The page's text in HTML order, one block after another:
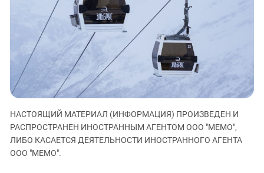
ЗАСТАВЛЯЕТ
КАВКАЗ ЗА ПАЛЕСТИНУ
ИНАКОМЫСЛИЕ В ЧЕЧНЕ
ПРЕСЛЕДОВАНИЕ АКТИВИСТОВ
МОБИЛИЗАЦИЯ И ПРОТЕСТЫ
Ингушетия
Кабардино-Балкария
Калмыкия
Карачаево-Черкесия
Краснодарский край
Нагорный Карабах
Российская Федерация
Ростовская область
НАСТОЯЩИЙ МАТЕРИАЛ (ИНФОРМАЦИЯ) ПРОИЗВЕДЕН И
РАСПРОСТРАНЕН ИНОСТРАННЫМ АГЕНТОМ ООО "МЕМО",
ЛИБО КАСАЕТСЯ ДЕЯТЕЛЬНОСТИ ИНОСТРАННОГО АГЕНТА
ООО "МЕМО".